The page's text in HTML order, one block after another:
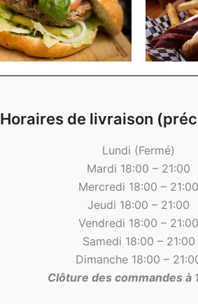
Horaires de livraison
Lundi (Fermé)
Mardi 18:00 – 21:00
Mercredi 18:00 – 21:00
Jeudi 18:00 – 21:00
Vendredi 18:00 – 21:00
Samedi 18:00 – 21:00
Dimanche 18:00 –
Clôture des commandes à